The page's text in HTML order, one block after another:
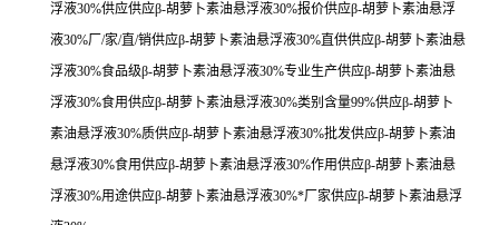
浮液30%供应供应β-胡萝卜素油悬浮液30%报价供应β-胡萝卜素油悬浮
液30%厂/家/直/销供应β-胡萝卜素油悬浮液30%直供供应β-胡萝卜素油悬
浮液30%食品级β-胡萝卜素油悬浮液30%专业生产供应β-胡萝卜素油悬
浮液30%食用供应β-胡萝卜素油悬浮液30%类别含量99%供应β-胡萝卜
素油悬浮液30%质供应β-胡萝卜素油悬浮液30%批发供应β-胡萝卜素油
悬浮液30%食用供应β-胡萝卜素油悬浮液30%作用供应β-胡萝卜素油悬
浮液30%用途供应β-胡萝卜素油悬浮液30%*厂家供应β-胡萝卜素油悬浮